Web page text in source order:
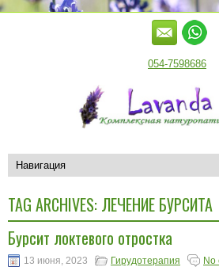
054-7598686
TAG ARCHIVES: ЛЕЧЕНИЕ БУРСИТА
Бурсит локтевого отростка
13 июня, 2023 Гирудотерапия No